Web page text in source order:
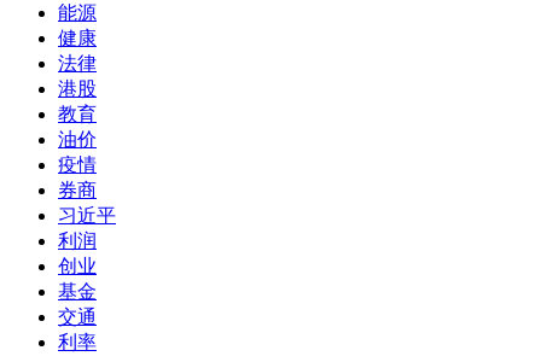
能源
健康
法律
港股
教育
油价
疫情
券商
习近平
利润
创业
基金
交通
利率